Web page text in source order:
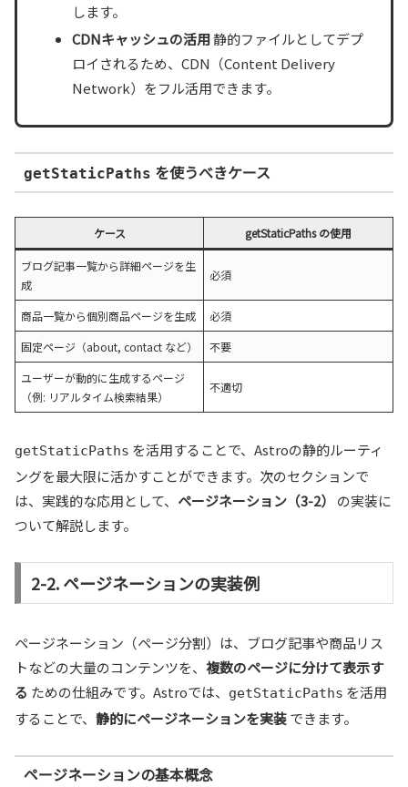
します。
CDNキャッシュの活用静的ファイルとしてデプ
ロイされるため、CDN（Content Delivery
Network）をフル活用できます。
getStaticPaths を使うべきケース
ケース getStaticPaths の使用
ブログ記事一覧から詳細ページを生
成
必須
商品一覧から個別商品ページを生成
必須
固定ページ（about, contact など）
不要
ユーザーが動的に生成するページ
（例: リアルタイム検索結果）
不適切
getStaticPaths を活用することで、Astroの静的ルーティ
ングを最大限に活かすことができます。次のセクションで
は、実践的な応用として、 ページネーション（3-2）
の実装に
ついて解説します。
2-2. ページネーションの実装例
ページネーション（ページ分割）は、ブログ記事や商品リス
トなどの大量のコンテンツを、 複数のページに分けて表示す
る ための仕組みです。Astroでは、 getStaticPaths を活用
することで、 静的にページネーションを実装できます。
ページネーションの基本概念